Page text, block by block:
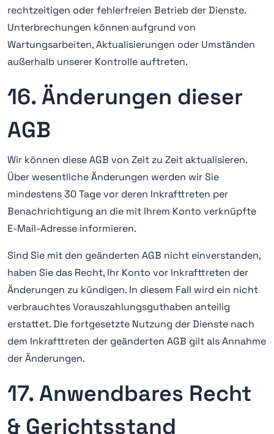
rechtzeitigen oder fehlerfreien Betrieb der Dienste.
Unterbrechungen können aufgrund von
Wartungsarbeiten, Aktualisierungen oder Umständen
außerhalb unserer Kontrolle auftreten.
16. Änderungen dieser
AGB
Wir können diese AGB von Zeit zu Zeit aktualisieren.
Über wesentliche Änderungen werden wir Sie
mindestens 30 Tage vor deren Inkrafttreten per
Benachrichtigung an die mit Ihrem Konto verknüpfte
E-Mail-Adresse informieren.
Sind Sie mit den geänderten AGB nicht einverstanden,
haben Sie das Recht, Ihr Konto vor Inkrafttreten der
Änderungen zu kündigen. In diesem Fall wird ein nicht
verbrauchtes Vorauszahlungsguthaben anteilig
erstattet. Die fortgesetzte Nutzung der Dienste nach
dem Inkrafttreten der geänderten AGB gilt als Annahme
der Änderungen.
17. Anwendbares Recht
& Gerichtsstand